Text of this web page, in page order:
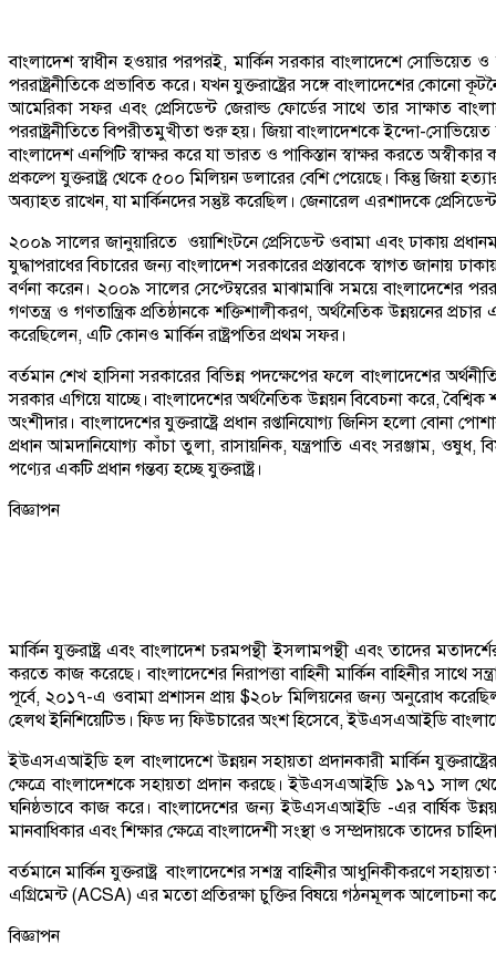
বাংলাদেশ স্বাধীন হওয়ার পরপরই, মার্কিন সরকার বাংলাদেশে সোভিয়েত
পররাষ্ট্রনীতিকে প্রভাবিত করে। যখন যুক্তরাষ্ট্রের সঙ্গে বাংলাদেশের
আমেরিকা সফর এবং প্রেসিডেন্ট জেরাল্ড ফোর্ডের সাথে তার সাক্ষাত
পররাষ্ট্রনীতিতে বিপরীতমুখীতা শুরু হয়। জিয়া বাংলাদেশকে ইন্দো-
বাংলাদেশ এনপিটি স্বাক্ষর করে যা ভারত ও পাকিস্তান স্বাক্ষর করতে
প্রকল্পে যুক্তরাষ্ট্র থেকে ৫০০ মিলিয়ন ডলারের বেশি পেয়েছে। কিন্তু জিয়া
অব্যাহত রাখেন, যা মার্কিনদের সন্তুষ্ট করেছিল। জেনারেল এরশাদকে
২০০৯ সালের জানুয়ারিতে ওয়াশিংটনে প্রেসিডেন্ট ওবামা এবং ঢাকায়
যুদ্ধাপরাধের বিচারের জন্য বাংলাদেশ সরকারের প্রস্তাবকে স্বাগত জানায়
বর্ণনা করেন। ২০০৯ সালের সেপ্টেম্বরের মাঝামাঝি সময়ে বাংলাদেশের
গণতন্ত্র ও গণতান্ত্রিক প্রতিষ্ঠানকে শক্তিশালীকরণ, অর্থনৈতিক উন্নয়নের
করেছিলেন, এটি কোনও মার্কিন রাষ্ট্রপতির প্রথম সফর।
বর্তমান শেখ হাসিনা সরকারের বিভিন্ন পদক্ষেপের ফলে বাংলাদেশের
সরকার এগিয়ে যাচ্ছে। বাংলাদেশের অর্থনৈতিক উন্নয়ন বিবেচনা করে, বৈশ্বিক
অংশীদার। বাংলাদেশের যুক্তরাষ্ট্রে প্রধান রপ্তানিযোগ্য জিনিস হলো বোনা
প্রধান আমদানিযোগ্য কাঁচা তুলা, রাসায়নিক, যন্ত্রপাতি এবং সরঞ্জাম, ওষুধ,
পণ্যের একটি প্রধান গন্তব্য হচ্ছে যুক্তরাষ্ট্র।
বিজ্ঞাপন
মার্কিন যুক্তরাষ্ট্র এবং বাংলাদেশ চরমপন্থী ইসলামপন্থী এবং তাদের
করতে কাজ করেছে। বাংলাদেশের নিরাপত্তা বাহিনী মার্কিন বাহিনীর
পূর্বে, ২০১৭-এ ওবামা প্রশাসন প্রায় $২০৮ মিলিয়নের জন্য অনুরোধ করেছিল।
হেলথ ইনিশিয়েটিভ। ফিড দ্য ফিউচারের অংশ হিসেবে, ইউএসএআইডি
ইউএসএআইডি হল বাংলাদেশে উন্নয়ন সহায়তা প্রদানকারী মার্কিন
ক্ষেত্রে বাংলাদেশকে সহায়তা প্রদান করছে। ইউএসএআইডি ১৯৭১ সাল
ঘনিষ্ঠভাবে কাজ করে। বাংলাদেশের জন্য ইউএসএআইডি -এর বার্ষিক
মানবাধিকার এবং শিক্ষার ক্ষেত্রে বাংলাদেশী সংস্থা ও সম্প্রদায়কে তাদের
বর্তমানে মার্কিন যুক্তরাষ্ট্র বাংলাদেশের সশস্ত্র বাহিনীর আধুনিকীকরণে
এগ্রিমেন্ট (ACSA) এর মতো প্রতিরক্ষা চুক্তির বিষয়ে গঠনমূলক আলোচনা
বিজ্ঞাপন